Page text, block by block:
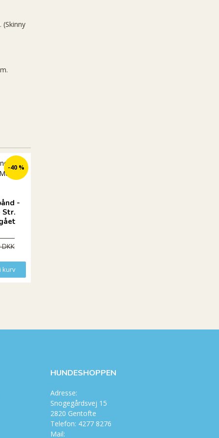
(Skinny
-40 %
-
Str.
kurv
HUNDESHOPPEN
Adresse:
Snogegårdsvej 15
2820 Gentofte
Telefon: 4277 8276
Mail: